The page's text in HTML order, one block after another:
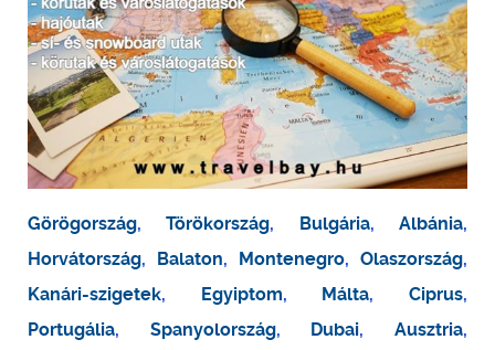
Görögország,Törökország, Bulgária,Albánia,
Horvátország, Balaton, Montenegro, Olaszország,
Kanári-szigetek, Egyiptom, Málta,Ciprus,
Portugália, Spanyolország, Dubai,Ausztria,